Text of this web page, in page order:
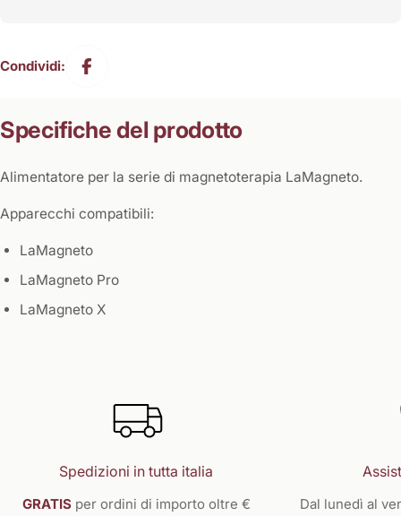
Condividi:
Specifiche del prodotto
Alimentatore per la serie di magnetoterapia LaMagneto.
Apparecchi compatibili:
LaMagneto
LaMagneto Pro
LaMagneto X
Spedizioni in tutta italia
GRATIS per ordini di importo oltre €
Dal lunedì al